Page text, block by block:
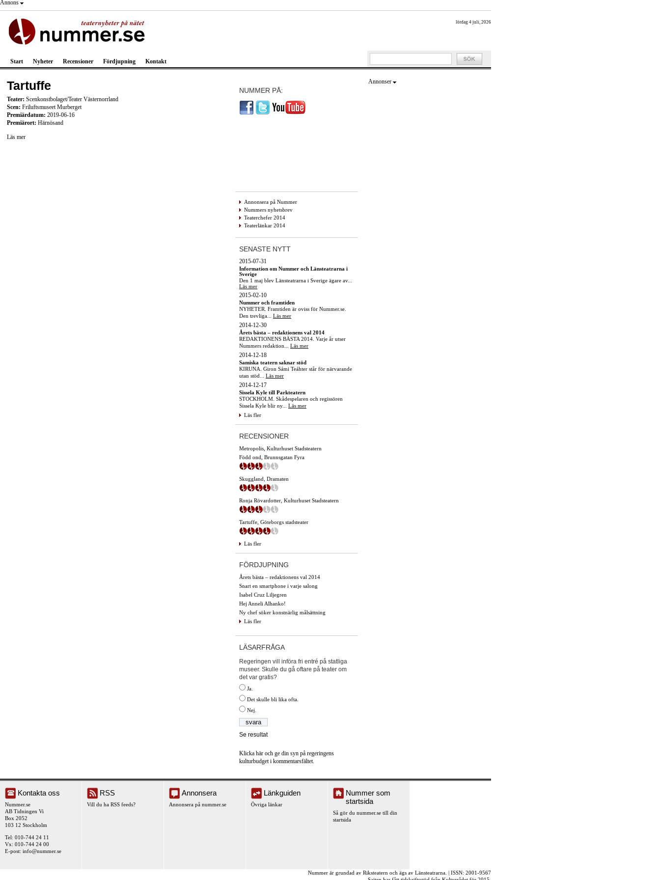
Annons
lördag 4 juli, 2026
Start Nyheter Recensioner Fördjupning Kontakt
Tartuffe
Teater: Scenkonstbolaget/Teater Västernorrland
Scen: Friluftsmuseet Murberget
Premiärdatum: 2019-06-16
Premiärort: Härnösand
Läs mer
NUMMER PÅ:
Annonsera på Nummer
Nummers nyhetsbrev
Teaterchefer 2014
Teaterlänkar 2014
SENASTE NYTT
2015-07-31
Information om Nummer och Länsteatrarna i
Sverige
Den 1 maj blev Länsteatrarna i Sverige ägare av...
Läs mer
2015-02-10
Nummer och framtiden
NYHETER. Framtiden är oviss för Nummer.se.
Den trevliga... Läs mer
2014-12-30
Årets bästa – redaktionens val 2014
REDAKTIONENS BÄSTA 2014. Varje år utser
Nummers redaktion... Läs mer
2014-12-18
Samiska teatern saknar stöd
KIRUNA. Giron Sámi Teáhter står för närvarande
utan stöd... Läs mer
2014-12-17
Sissela Kyle till Parkteatern
STOCKHOLM. Skådespelaren och regissören
Sissela Kyle blir ny... Läs mer
Läs fler
RECENSIONER
Metropolis, Kulturhuset Stadsteatern
Född ond, Brunnsgatan Fyra
Skuggland, Dramaten
Ronja Rövardotter, Kulturhuset Stadsteatern
Tartuffe, Göteborgs stadsteater
Läs fler
FÖRDJUPNING
Årets bästa – redaktionens val 2014
Snart en smartphone i varje salong
Isabel Cruz Liljegren
Hej Anneli Alhanko!
Ny chef söker konstnärlig målsättning
Läs fler
LÄSARFRÅGA
Regeringen vill införa fri entré på statliga
museer. Skulle du gå oftare på teater om
det var gratis?
Ja.
Det skulle bli lika ofta.
Nej.
Se resultat
Klicka här och ge din syn på regeringens
kulturbudget i kommentarsfältet.
Annonser
Kontakta oss
Nummer.se
AB Tidningen Vi
Box 2052
103 12 Stockholm
Tel: 010-744 24 11
Vx: 010-744 24 00
E-post: info@nummer.se
RSS
Vill du ha RSS feeds?
Annonsera
Annonsera på nummer.se
Länkguiden
Övriga länkar
Nummer som
startsida
Så gör du nummer.se till din
startsida
Nummer är grundad av Riksteatern och ägs av Länsteatrarna. | ISSN: 2001-9567